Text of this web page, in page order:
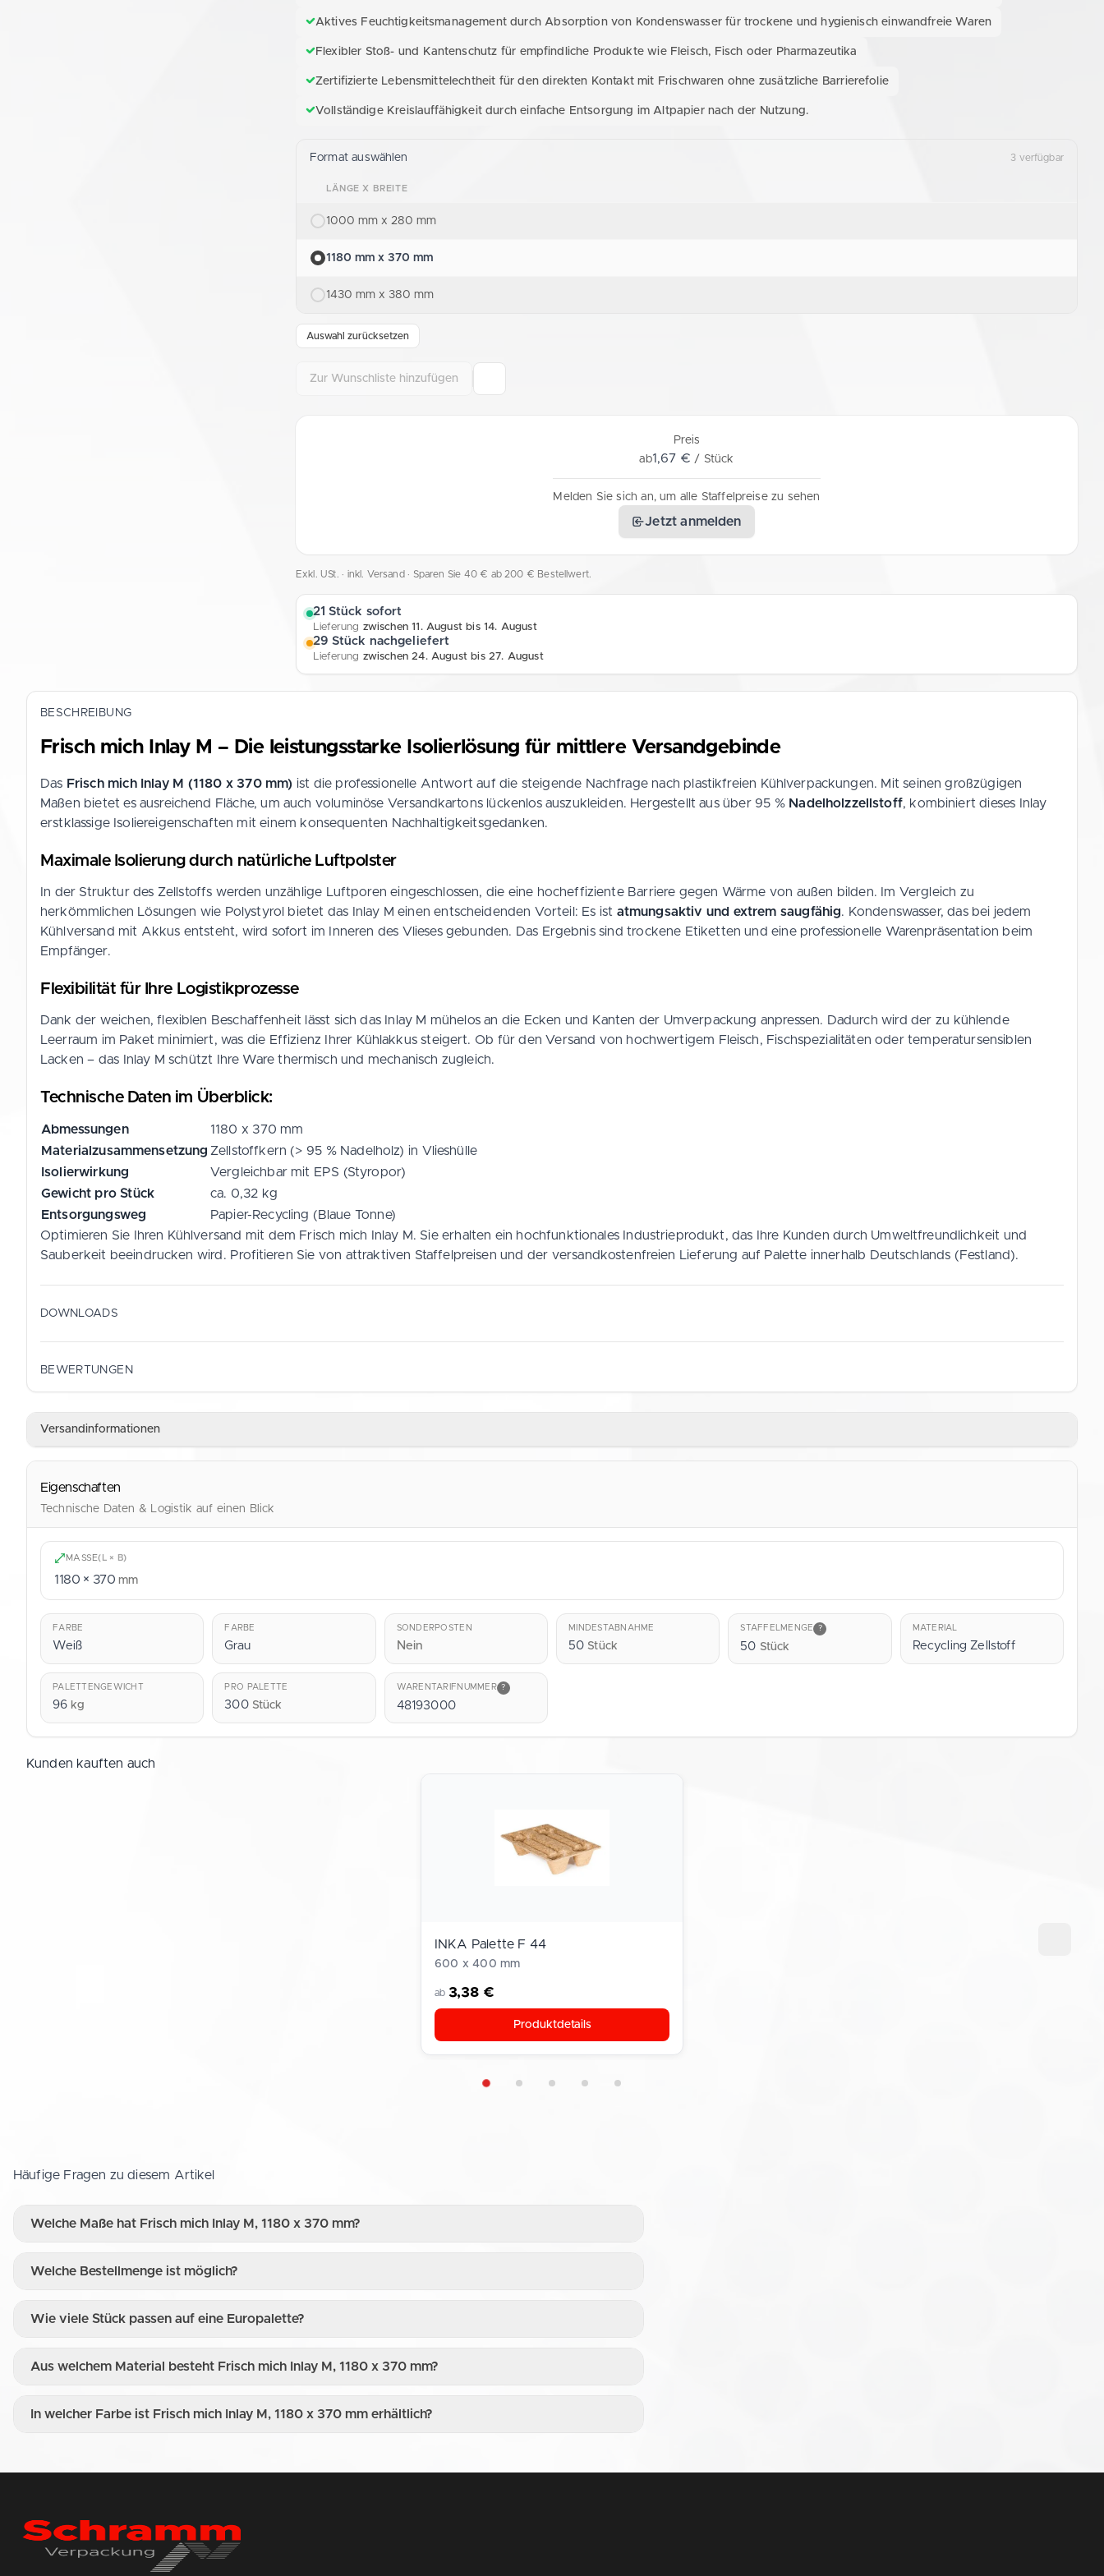
Aktives Feuchtigkeitsmanagement durch Absorption von Kondenswasser für trockene und hygienisch einwandfreie Waren
Flexibler Stoß- und Kantenschutz für empfindliche Produkte wie Fleisch, Fisch oder Pharmazeutika
Zertifizierte Lebensmittelechtheit für den direkten Kontakt mit Frischwaren ohne zusätzliche Barrierefolie
Vollständige Kreislauffähigkeit durch einfache Entsorgung im Altpapier nach der Nutzung.
Format auswählen 3 verfügbar
LÄNGE X BREITE
1000 mm x 280 mm
1180 mm x 370 mm
1430 mm x 380 mm
Auswahl zurücksetzen
Zur Wunschliste hinzufügen
Preis
ab1,67 € / Stück
Melden Sie sich an, um alle Staffelpreise zu sehen
Jetzt anmelden
Exkl. USt. · inkl. Versand· Sparen Sie 40 € ab 200 € Bestellwert.
21 Stück sofort
Lieferung zwischen 11. August bis 14. August
29 Stück nachgeliefert
Lieferung zwischen 24. August bis 27. August
BESCHREIBUNG
Frisch mich Inlay M – Die leistungsstarke Isolierlösung für mittlere Versandgebinde
Das Frisch mich Inlay M (1180 x 370 mm) ist die professionelle Antwort auf die steigende Nachfrage nach plastikfreien Kühlverpackungen. Mit seinen großzügigen
Maßen bietet es ausreichend Fläche, um auch voluminöse Versandkartons lückenlos auszukleiden. Hergestellt aus über 95 % Nadelholzzellstoff, kombiniert dieses Inlay
erstklassige Isoliereigenschaften mit einem konsequenten Nachhaltigkeitsgedanken.
Maximale Isolierung durch natürliche Luftpolster
In der Struktur des Zellstoffs werden unzählige Luftporen eingeschlossen, die eine hocheffiziente Barriere gegen Wärme von außen bilden. Im Vergleich zu
herkömmlichen Lösungen wie Polystyrol bietet das Inlay M einen entscheidenden Vorteil: Es ist atmungsaktiv und extrem saugfähig. Kondenswasser, das bei jedem
Kühlversand mit Akkus entsteht, wird sofort im Inneren des Vlieses gebunden. Das Ergebnis sind trockene Etiketten und eine professionelle Warenpräsentation beim
Empfänger.
Flexibilität für Ihre Logistikprozesse
Dank der weichen, flexiblen Beschaffenheit lässt sich das Inlay M mühelos an die Ecken und Kanten der Umverpackung anpressen. Dadurch wird der zu kühlende
Leerraum im Paket minimiert, was die Effizienz Ihrer Kühlakkus steigert. Ob für den Versand von hochwertigem Fleisch, Fischspezialitäten oder temperatursensiblen
Lacken – das Inlay M schützt Ihre Ware thermisch und mechanisch zugleich.
Technische Daten im Überblick:
Abmessungen
1180 x 370 mm
Materialzusammensetzung Zellstoffkern (> 95 % Nadelholz) in Vlieshülle
Isolierwirkung
Vergleichbar mit EPS (Styropor)
Gewicht pro Stück
ca. 0,32 kg
Entsorgungsweg
Papier-Recycling (Blaue Tonne)
Optimieren Sie Ihren Kühlversand mit dem Frisch mich Inlay M. Sie erhalten ein hochfunktionales Industrieprodukt, das Ihre Kunden durch Umweltfreundlichkeit und
Sauberkeit beeindrucken wird. Profitieren Sie von attraktiven Staffelpreisen und der versandkostenfreien Lieferung auf Palette innerhalb Deutschlands (Festland).
DOWNLOADS
PDF
PDF
BEWERTUNGEN
Versandinformationen
Eigenschaften
Technische Daten & Logistik auf einen Blick
MASSE(L × B)
1180 × 370 mm
FARBE
Weiß
FARBE
Grau
SONDERPOSTEN
Nein
MINDESTABNAHME
50 Stück
STAFFELMENGE ?
50 Stück
MATERIAL
Recycling Zellstoff
PALETTENGEWICHT
96 kg
PRO PALETTE
300 Stück
WARENTARIFNUMMER ?
48193000
Kunden kauften auch
INKA Palette F 44
600 x 400 mm
ab 3,38 €
Produktdetails
Häufige Fragen zu diesem Artikel
Welche Maße hat Frisch mich Inlay M, 1180 x 370 mm?
Welche Bestellmenge ist möglich?
Wie viele Stück passen auf eine Europalette?
Aus welchem Material besteht Frisch mich Inlay M, 1180 x 370 mm?
In welcher Farbe ist Frisch mich Inlay M, 1180 x 370 mm erhältlich?